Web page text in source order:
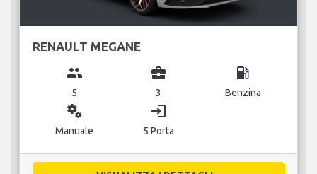
RENAULT MEGANE
group
5
business_center
3
local_gas_station
Benzina
miscellaneous_services
Manuale
login
5 Porta